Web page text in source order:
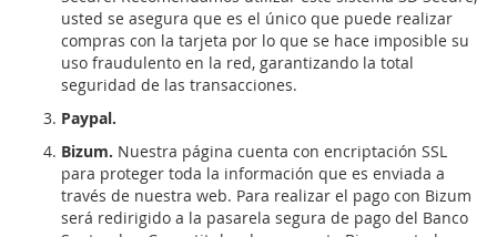
usted se asegura que es el único que puede realizar
compras con la tarjeta por lo que se hace imposible su
uso fraudulento en la red, garantizando la total
seguridad de las transacciones.
Paypal.
Bizum. Nuestra página cuenta con encriptación SSL
para proteger toda la información que es enviada a
través de nuestra web. Para realizar el pago con Bizum
será redirigido a la pasarela segura de pago del Banco